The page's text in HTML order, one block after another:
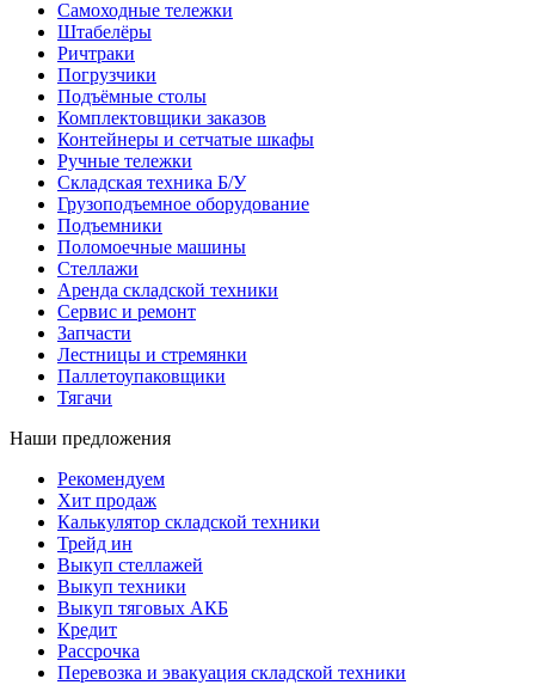
Самоходные тележки
Штабелёры
Ричтраки
Погрузчики
Подъёмные столы
Комплектовщики заказов
Контейнеры и сетчатые шкафы
Ручные тележки
Складская техника Б/У
Грузоподъемное оборудование
Подъемники
Поломоечные машины
Стеллажи
Аренда складской техники
Сервис и ремонт
Запчасти
Лестницы и стремянки
Паллетоупаковщики
Тягачи
Наши предложения
Рекомендуем
Хит продаж
Калькулятор складской техники
Трейд ин
Выкуп стеллажей
Выкуп техники
Выкуп тяговых АКБ
Кредит
Рассрочка
Перевозка и эвакуация складской техники